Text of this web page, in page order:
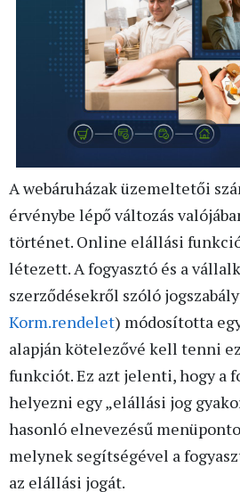
A webáruházak üzemeltetői
érvénybe lépő változás
történet. Online elállási
létezett. A fogyasztó és a
szerződésekről szóló
Korm.rendelet) módosította
alapján kötelezővé kell tenni
funkciót. Ez azt jelenti, hogy a
helyezni egy „elállási jog
hasonló elnevezésű
melynek segítségével a
az elállási jogát.